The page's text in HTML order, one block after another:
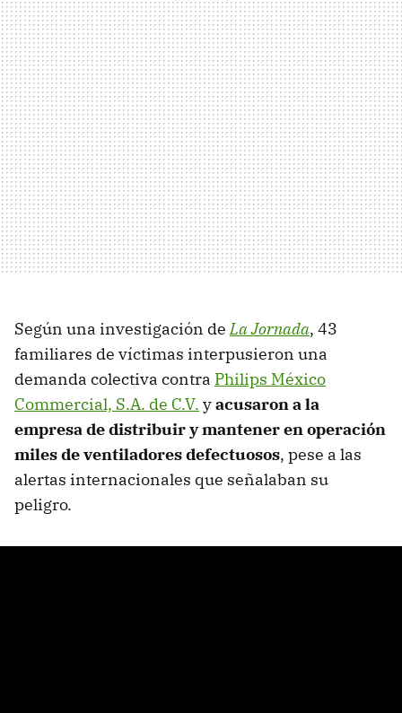
Según una investigación deLa Jornada, 43
familiares de víctimas interpusieron una
demanda colectiva contra Philips México
Commercial, S.A. de C.V. yacusaron a la
empresa de distribuir y mantener en operación
miles de ventiladores defectuosos, pese a las
alertas internacionales que señalaban su
peligro.